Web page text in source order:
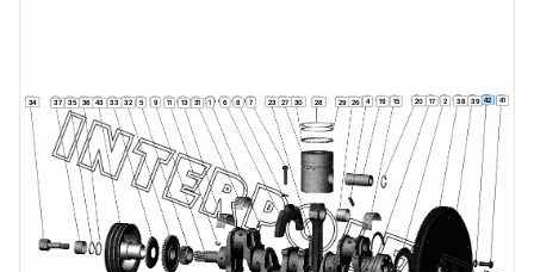
1 2
4
5 6 7
8
9 11 13 15 17
19 20
23 26
27 28 29
30
31
32
33
34 35 36
37 38 39 41
42
43